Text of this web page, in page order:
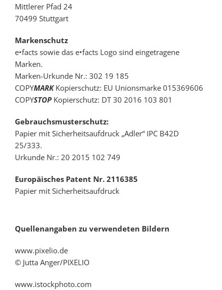
Mittlerer Pfad 24
70499 Stuttgart
Markenschutz
e•facts sowie das e•facts Logo sind eingetragene
Marken.
Marken-Urkunde Nr.: 302 19 185
COPYMARKKopierschutz: EU Unionsmarke 015369606
COPYSTOPKopierschutz: DT 30 2016 103 801
Gebrauchsmusterschutz:
Papier mit Sicherheitsaufdruck „Adler“ IPC B42D
25/333.
Urkunde Nr.: 20 2015 102 749
Europäisches Patent Nr. 2116385
Papier mit Sicherheitsaufdruck
Quellenangaben zu verwendeten Bildern
www.pixelio.de
© Jutta Anger/PIXELIO
www.istockphoto.com